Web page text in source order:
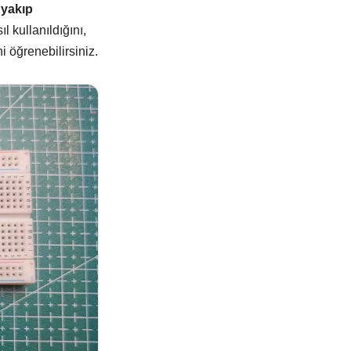
3D Yazıcılar
3D Yazıcı Parçaları
kullanıldığını,
öğrenebilirsiniz.